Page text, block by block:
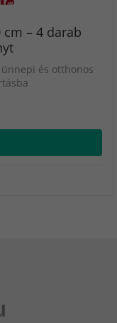
– 4 darab
és otthonos